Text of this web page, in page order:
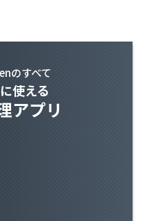
のすべて
使える
アプリ